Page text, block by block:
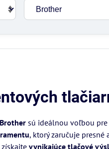
Brothersú ideálnou voľbou pre
, ktorý zaručuje
vynikajúce tlačové